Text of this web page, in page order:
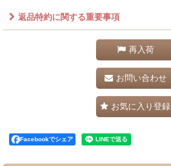
返品特約に関する重要事項
再入荷
お問い合わせ
お気に入り登録
Facebookでシェア